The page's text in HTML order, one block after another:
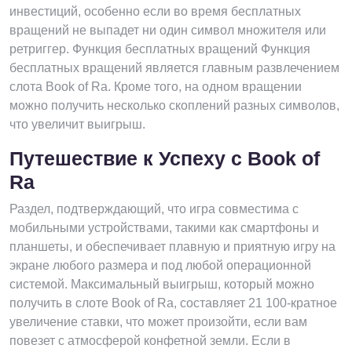
инвестиций, особенно если во время бесплатных
вращений не выпадет ни один символ множителя или
ретриггер. Функция бесплатных вращений Функция
бесплатных вращений является главным развлечением
слота Book of Ra. Кроме того, на одном вращении
можно получить несколько скоплений разных символов,
что увеличит выигрыш.
Путешествие к Успеху с Book of
Ra
Раздел, подтверждающий, что игра совместима с
мобильными устройствами, такими как смартфоны и
планшеты, и обеспечивает плавную и приятную игру на
экране любого размера и под любой операционной
системой. Максимальный выигрыш, который можно
получить в слоте Book of Ra, составляет 21 100-кратное
увеличение ставки, что может произойти, если вам
повезет с атмосферой конфетной земли. Если в